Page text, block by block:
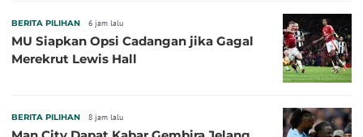
BERITA PILIHAN 6 jam lalu
MU Siapkan Opsi Cadangan jika Gagal
Merekrut Lewis Hall
BERITA PILIHAN 8 jam lalu